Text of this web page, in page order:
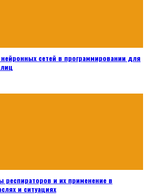
сетей в программировании для
респираторов и их применение в
и ситуациях